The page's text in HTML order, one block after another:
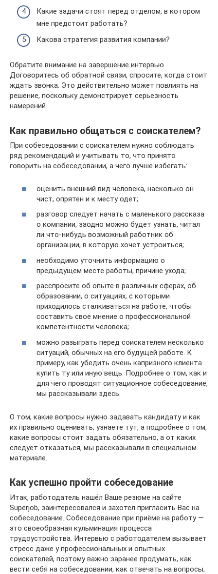
Какие задачи стоят перед отделом, в котором
мне предстоит работать?
Какова стратегия развития компании?
Обратите внимание на завершение интервью.
Договоритесь об обратной связи, спросите, когда стоит
ждать звонка. Это действительно может повлиять на
решение, поскольку демонстрирует серьезность
намерений.
Как правильно общаться с соискателем?
При собеседовании с соискателем нужно соблюдать
ряд рекомендаций и учитывать то, что принято
говорить на собеседовании, а чего лучше избегать:
оценить внешний вид человека, насколько он
чист, опрятен и к месту одет;
разговор следует начать с маленького рассказа
о компании, заодно можно будет узнать, читал
ли что-нибудь возможный работник об
организации, в которую хочет устроиться;
необходимо уточнить информацию о
предыдущем месте работы, причине ухода;
расспросите об опыте в различных сферах, об
образовании, о ситуациях, с которыми
приходилось сталкиваться на работе, чтобы
составить свое мнение о профессиональной
компетентности человека;
можно разыграть перед соискателем несколько
ситуаций, обычных на его будущей работе. К
примеру, как убедить очень капризного клиента
купить ту или иную вещь. Подробнее о том, как и
для чего проводят ситуационное собеседование,
мы рассказывали здесь.
О том, какие вопросы нужно задавать кандидату и как
их правильно оценивать, узнаете тут, а подробнее о том,
какие вопросы стоит задать обязательно, а от каких
следует отказаться, мы рассказывали в специальном
материале.
Как успешно пройти собеседование
Итак, работодатель нашёл Ваше резюме на сайте
Superjob, заинтересовался и захотел пригласить Вас на
собеседование. Собеседование при приёме на работу —
это своеобразная кульминация процесса
трудоустройства. Интервью с работодателем вызывает
стресс даже у профессиональных и опытных
соискателей, поэтому важно заранее продумать, как
вести себя на собеседовании, как отвечать на вопросы,